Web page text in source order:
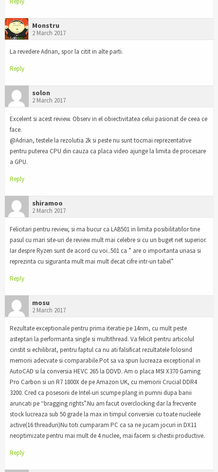
Monstru
2 March 2017
La revedere Adrian, spor la citit in alte parti.
Reply
solon
2 March 2017
Excelent si acest review. Observ in el obiectivitatea celui pasionat de ceea ce
face.
@Adrian, testele la rezolutia 2k si peste nu sunt tocmai reprezentative
pentru puterea CPU din cauza ca placa video ajunge la limita de procesare
a GPU.
Reply
shiramoo
2 March 2017
Felicitari pentru review, si ma bucur ca LAB501 in limita posibilitatilor tine
pasul cu mari site-uri de review mult mai celebre si cu un buget net superior.
Iar despre Ryzen sunt de acord cu voi..501 ca ” are o importanta uriasa si
reprezinta cu siguranta mult mai mult decat cifre intr-un tabel”
Reply
mosu
2 March 2017
Rezultate exceptionale pentru prima iteratie pe 14nm, cu mult peste
asteptari la performanta single si multithread. Va felicit pentru articolul
cinstit si echilibrat, pentru faptul ca nu ati falsificat rezultatele folosind
memorii adecvate si comparabile.Pot sa va spun lucreaza exceptional in
AutoCAD si la conversia HEVC 265 la DDVD. Am o placa MSI X370 Gaming
Pro Carbon si un R7 1800X de pe Amazon UK, cu memorii Crucial DDR4
3200. Cred ca posesorii de Intel-uri scumpe plang in pumni dupa banii
aruncati pe “bragging rights”.Nu am facut overclocking dar la frecvente
stock lucreaza sub 50 grade la max in timpul conversiei cu toate nucleele
active(16 threaduri)Nu toti cumparam PC ca sa ne jucam jocuri in DX11
neoptimizate pentru mai mult de 4 nuclee, mai facem si chestii productive.
Reply